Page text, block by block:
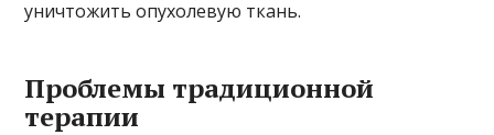
уничтожить опухолевую ткань.
Проблемы традиционной
терапии